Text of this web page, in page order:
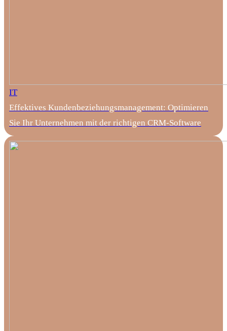
IT
Effektives Kundenbeziehungsmanagement: Optimieren
Sie Ihr Unternehmen mit der richtigen CRM-Software